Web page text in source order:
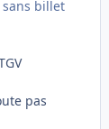
sans billet
pas